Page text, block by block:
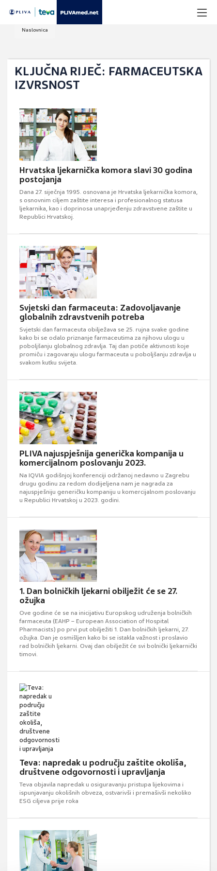
Naslovnica
KLJUČNA RIJEČ: FARMACEUTSKA
IZVRSNOST
Hrvatska ljekarnička komora slavi 30 godina
postojanja
Dana 27. siječnja 1995. osnovana je Hrvatska ljekarnička komora,
s osnovnim ciljem zaštite interesa i profesionalnog statusa
ljekarnika, kao i doprinosa unaprjeđenju zdravstvene zaštite u
Republici Hrvatskoj.
Svjetski dan farmaceuta: Zadovoljavanje
globalnih zdravstvenih potreba
Svjetski dan farmaceuta obilježava se 25. rujna svake godine
kako bi se odalo priznanje farmaceutima za njihovu ulogu u
poboljšanju globalnog zdravlja. Taj dan potiče aktivnosti koje
promiču i zagovaraju ulogu farmaceuta u poboljšanju zdravlja u
svakom kutku svijeta.
PLIVA najuspješnija generička kompanija u
komercijalnom poslovanju 2023.
Na IQVIA godišnjoj konferenciji održanoj nedavno u Zagrebu
drugu godinu za redom dodijeljena nam je nagrada za
najuspješniju generičku kompaniju u komercijalnom poslovanju
u Republici Hrvatskoj u 2023. godini.
1. Dan bolničkih ljekarni obilježit će se 27.
ožujka
Ove godine će se na inicijativu Europskog udruženja bolničkih
farmaceuta (EAHP – European Association of Hospital
Pharmacists) po prvi put obilježiti 1. Dan bolničkih ljekarni, 27.
ožujka. Dan je osmišljen kako bi se istakla važnost i proslavio
rad bolničkih ljekarni. Ovaj dan obilježit će svi bolnički ljekarnički
timovi.
Teva: napredak u području zaštite okoliša,
društvene odgovornosti i upravljanja
Teva objavila napredak u osiguravanju pristupa lijekovima i
ispunjavanju okolišnih obveza, ostvarivši i premašivši nekoliko
ESG ciljeva prije roka